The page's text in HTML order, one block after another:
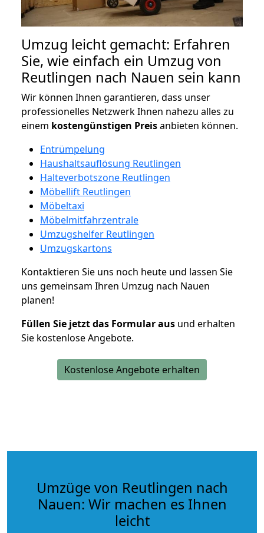
Umzug leicht gemacht: Erfahren
Sie, wie einfach ein Umzug von
Reutlingen nach Nauen sein kann
Wir können Ihnen garantieren, dass unser
professionelles Netzwerk Ihnen nahezu alles zu
einem kostengünstigen Preisanbieten können.
Entrümpelung
Haushaltsauflösung Reutlingen
Halteverbotszone Reutlingen
Möbellift Reutlingen
Möbeltaxi
Möbelmitfahrzentrale
Umzugshelfer Reutlingen
Umzugskartons
Kontaktieren Sie uns noch heute und lassen Sie
uns gemeinsam Ihren Umzug nach Nauen
planen!
Füllen Sie jetzt das Formular aus und erhalten
Sie kostenlose Angebote.
Kostenlose Angebote erhalten
Umzüge von Reutlingen nach
Nauen: Wir machen es Ihnen
leicht